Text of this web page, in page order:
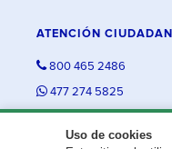
Uso de cookies
ATENCIÓN
800 465 2486
477 274 5825